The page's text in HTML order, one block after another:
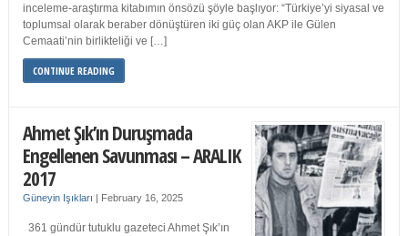
inceleme-araştırma kitabımın önsözü şöyle başlıyor: “Türkiye’yi siyasal ve
toplumsal olarak beraber dönüştüren iki güç olan AKP ile Gülen
Cemaati’nin birlikteliği ve […]
CONTINUE READING
Ahmet Şık’ın Duruşmada
Engellenen Savunması – ARALIK
2017
Güneyin Işıkları | February 16, 2025
361 gündür tutuklu gazeteci Ahmet Şık’ın